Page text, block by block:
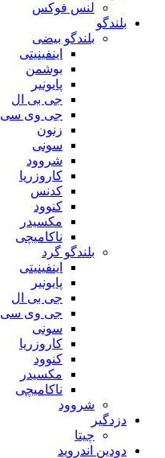
لنس فوکس
بلندگو
بلندگو بیضی
اینفینیتی
بوشمن
پایونیر
جی بی ال
جی وی سی
زنون
سونی
شروود
کاروزریا
کدنس
کنوود
مکسیدر
ناکامیچی
بلندگو گرد
اینفینیتی
پایونیر
جی بی ال
جی وی سی
سونی
کاروزریا
کنوود
مکسیدر
ناکامیچی
شروود
دزدگیر
چیتا
دودین اندروید